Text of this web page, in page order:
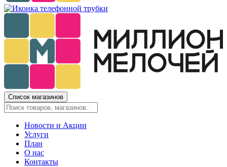
Список магазинов
Новости и Акции
Услуги
План
О нас
Контакты